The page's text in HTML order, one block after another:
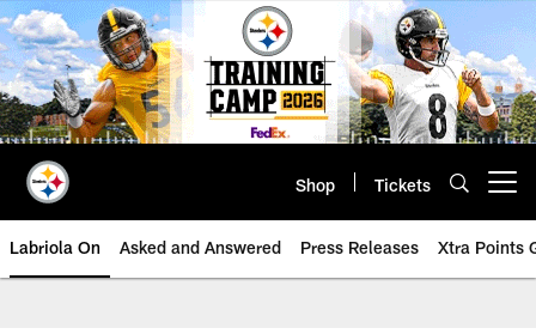
Skip
to
main
content
Shop Tickets
Labriola On Asked and Answered Press Releases Xtra Points